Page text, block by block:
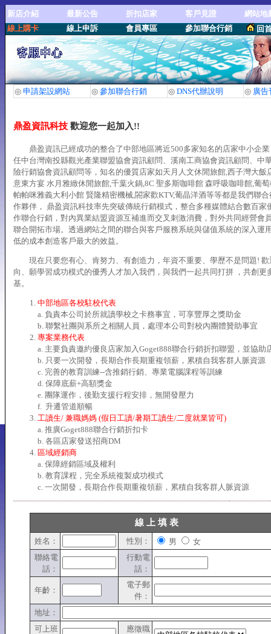
新店介紹 最新公告 折扣店家 客戶見證
網站地
線上購卡
線上申訴 會員專區 參加聯合行銷 回
◎ 申請架設網站 ◎ 參加聯合行銷 ◎ DNS代辦說明 ◎ 廣告
鼎盈資訊科技歡迎您一起加入!!
鼎盈資訊已經成功的整合了中部地區將近500多家知名的店家中小企業
任中台灣南投縣觀光產業聯盟協會資訊顧問、溪南工商協會資訊顧問、中
險行銷協會資訊顧問等，知名的優質店家如天月人文休閒旅館,西子灣大飯
意東方宴 水月雅緻休閒旅館,千葉火鍋,8C 聖多斯咖啡館 森呼吸咖啡館,葡
帕帕咪雅義大利小館 賢隆精密機械,閤家歡KTV,葡晶洋酒等等都是我們聯
作夥伴， 鼎盈資訊科技率先突破傳統行銷模式，整合多種媒體結合數百家
作聯合行銷，對內異業結盟資源互補進而交叉刺激消費，對外共同經營會
聯合開拓市場。透過網站之間的聯合與客戶服務系統與儲值系統的深入運
低的成本創造客戶最大的效益。
現在只要您有心、肯努力、有創造力，年資不重要、學歷不是問題! 歡
向、願學習成功模式的優秀人才加入我們，與我們一起共同打拼 ，共創更
基。
中部地區各校駐校代表
a. 負責本公司於所就讀學校之卡務事宜，可享豐厚之獎助金
b. 聯繫社團與系所之相關人員，處理本公司對校內團體贊助事宜
專案業務代表
a. 主要負責邀約優良店家加入Goget888聯合行銷折扣聯盟，並協助
b. 只要一次開發，長期合作長期重複領薪，累積自我客群人脈資源
c. 完善的教育訓練--含推銷行銷、專業電腦課程等訓練
d. 保障底薪+高額獎金
e. 團隊運作，後勤支援行程安排，無開發壓力
f. 升遷管道順暢
工讀生/ 兼職媽媽 (假日工讀/暑期工讀生/二度就業皆可)
a. 推廣Goget888聯合行銷折扣卡
b. 各區店家發送招商DM
區域經銷商
a. 保障經銷區域及權利
b. 教育課程，完全系統複製成功模式
c. 一次開發，長期合作長期重複領薪，累積自我客群人脈資源
線 上 填 表
姓名： 性別： 男
女
聯絡電
話：
行動電
話：
年齡：
電子郵
件：
地址：
可上班
應徵職